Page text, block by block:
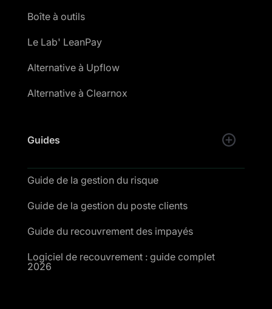
Boîte à outils
Le Lab' LeanPay
Alternative à Upflow
Alternative à Clearnox
Guides
Guide de la gestion du risque
Guide de la gestion du poste clients
Guide du recouvrement des impayés
Logiciel de recouvrement : guide complet
2026